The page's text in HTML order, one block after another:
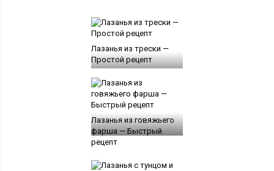
Лазанья из трески —
Простой рецепт
Лазанья из говяжьего
фарша — Быстрый
рецепт